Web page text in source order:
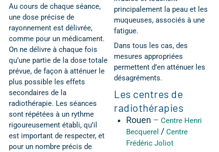
Au cours de chaque séance,
une dose précise de
rayonnement est délivrée,
comme pour un médicament.
On ne délivre à chaque fois
qu’une partie de la dose totale
prévue, de façon à atténuer le
plus possible les effets
secondaires de la
radiothérapie. Les séances
sont répétées à un rythme
rigoureusement établi, qu’il
est important de respecter, et
pour un nombre précis de
principalement la peau et les
muqueuses, associés à une
fatigue.
Dans tous les cas, des
mesures appropriées
permettent d’en atténuer les
désagréments.
Les centres de
radiothérapies
Rouen –Centre Henri
Becquerel / Centre
Frédéric Joliot